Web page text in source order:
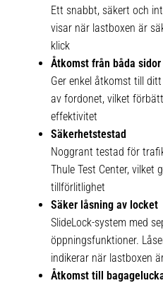
Ett snabbt, säkert och
visar när lastboxen är
klick
Åtkomst från båda sidor
Ger enkel åtkomst till
av fordonet, vilket
effektivitet
Säkerhetstestad
Noggrant testad för
Thule Test Center, vilket
tillförlitlighet
Säker låsning av locket
SlideLock-system med
öppningsfunktioner.
indikerar när lastboxen
Åtkomst till